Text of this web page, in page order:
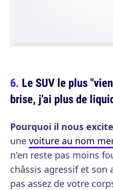
Le SUV le plus
brise, j'ai plus de
Pourquoi il nous
une voiture au nom
n'en reste pas moins
châssis agressif et son
pas assez de votre